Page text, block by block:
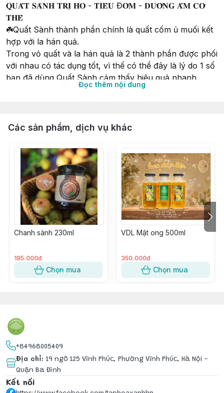
𝐐𝐔𝐀̂́𝐓 𝐒𝐀̀𝐍𝐇 𝐓𝐑𝐈̣ 𝐇𝐎 - 𝐓𝐈𝐄̂𝐔 Đ𝐎̛̀𝐌 - 𝐃𝐔̛𝐎̛̃𝐍𝐆 𝐀̂́𝐌 𝐂𝐎̛
𝐓𝐇𝐄̂̉
☘️Quất Sành thành phần chính là quất cốm ủ muối kết
hợp với la hán quả.
Trong vỏ quất và la hán quả là 2 thành phần được phối
với nhau có tác dụng tốt, vì thế có thể đây là lý do 1 số
bạn đã dùng Quất Sành cảm thấy hiệu quả nhanh
☘️ Vỏ quất mỏng hơn vỏ chanh nên với những hũ mới
ngâm thì ăn chưa đạt độ dai ngon, nhưng theo thời gian
để càng lâu ăn sẽ càng ngon, kể cả phần hạt và vỏ.
☘️Quất Sành dùng khi:
- Phòng và hỗ trợ điều trị hiệu quả viêm họng và ho.
- Tiêu đờm nhanh, giảm/hết ngứa họng, ho khan
vitamin...
- Dưỡng ấm phổi
☘️ Quất có thể để được tới 5 - 6 năm mà không ảnh
hưởng tới chất lượng. Bảo quản nhiệt độ phòng, để nơi
thoáng mát.
Đọc thêm nội dung
Các sản phẩm, dịch vụ khác
Chanh sành 230ml
185.000đ
Chọn mua
VDL Mật ong 500ml
350.000đ
Chọn mua
+84968005409
Địa chỉ: 19 ngõ 125 Vĩnh Phúc, Phường Vĩnh Phúc, Hà Nội -
Quận Ba Đình
Kết nối